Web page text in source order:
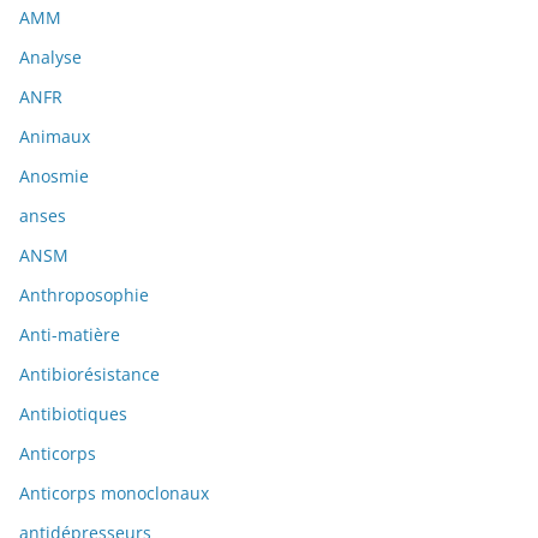
AMM
Analyse
ANFR
Animaux
Anosmie
anses
ANSM
Anthroposophie
Anti-matière
Antibiorésistance
Antibiotiques
Anticorps
Anticorps monoclonaux
antidépresseurs